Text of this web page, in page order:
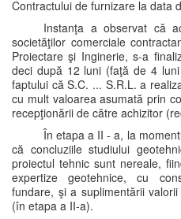
Contractului de furnizare la data
Instanţa a observat că
societăţilor comerciale
Proiectare şi Inginerie, s-a
deci după 12 luni (faţă de 4
faptului că S.C. ... S.R.L. a
cu mult valoarea asumată prin
recepţionării de către achizitor
În etapa a II - a, la
că concluziile studiului
proiectul tehnic sunt nereale,
expertize geotehnice, cu
fundare, şi a suplimentării
(în etapa a II-a).